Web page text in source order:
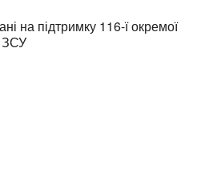
на підтримку 116-ї окремої
ЗСУ